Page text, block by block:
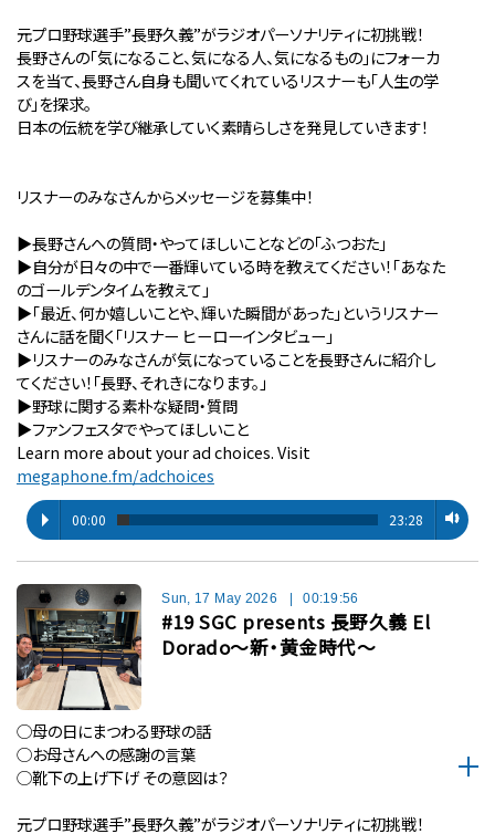
元プロ野球選手”長野久義”がラジオパーソナリティに初挑戦！
長野さんの「気になること、気になる人、気になるもの」にフォーカ
スを当て、長野さん自身も聞いてくれているリスナーも「人生の学
び」を探求。
日本の伝統を学び継承していく素晴らしさを発見していきます！
リスナーのみなさんからメッセージを募集中！
▶︎長野さんへの質問・やってほしいことなどの「ふつおた」
▶︎自分が⽇々の中で⼀番輝いている時を教えてください！「あなた
のゴールデンタイムを教えて」
▶︎「最近、何か嬉しいことや、輝いた瞬間があった」というリスナー
さんに話を聞く「リスナー ヒーローインタビュー」
▶︎リスナーのみなさんが気になっていることを長野さんに紹介し
てください！「長野、それきになります。」
▶︎野球に関する素朴な疑問・質問
▶︎ファンフェスタでやってほしいこと
Learn more about your ad choices. Visit
megaphone.fm/adchoices
00:00 23:28
Sun, 17 May 2026 00:19:56
#19 SGC presents 長野久義 El
Dorado〜新・黄金時代〜
◯母の日にまつわる野球の話
◯お母さんへの感謝の言葉
◯靴下の上げ下げ その意図は？
元プロ野球選手”長野久義”がラジオパーソナリティに初挑戦！